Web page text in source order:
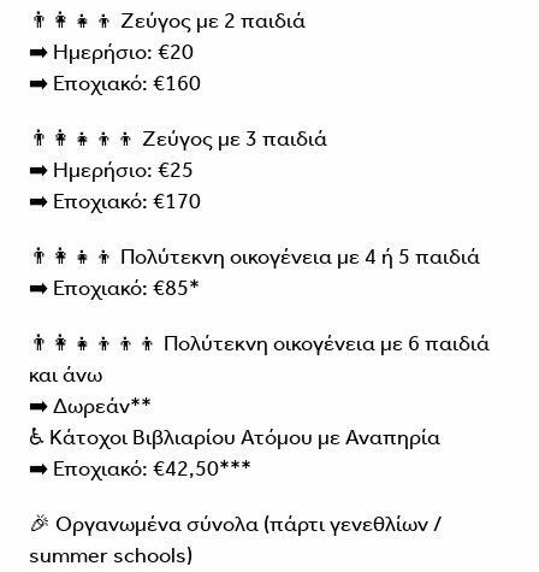
👨‍👩‍👧‍👦 Ζεύγος με 2 παιδιά
➡️ Ημερήσιο: €20
➡️ Εποχιακό: €160
👨‍👩‍👧‍👦👦 Ζεύγος με 3 παιδιά
➡️ Ημερήσιο: €25
➡️ Εποχιακό: €170
👨‍👩‍👧‍👦 Πολύτεκνη οικογένεια με 4 ή 5 παιδιά
➡️ Εποχιακό: €85*
👨‍👩‍👧‍👦👦👦 Πολύτεκνη οικογένεια με 6 παιδιά
και άνω
➡️ Δωρεάν**
♿ Κάτοχοι Βιβλιαρίου Ατόμου με Αναπηρία
➡️ Εποχιακό: €42,50***
🎉 Οργανωμένα σύνολα (πάρτι γενεθλίων /
summer schools)